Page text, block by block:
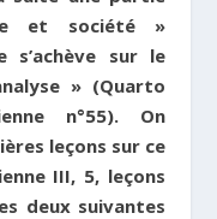
et société »
s’achève sur le
» (Quarto
n°55). On
leçons sur ce
III, 5, leçons
deux suivantes